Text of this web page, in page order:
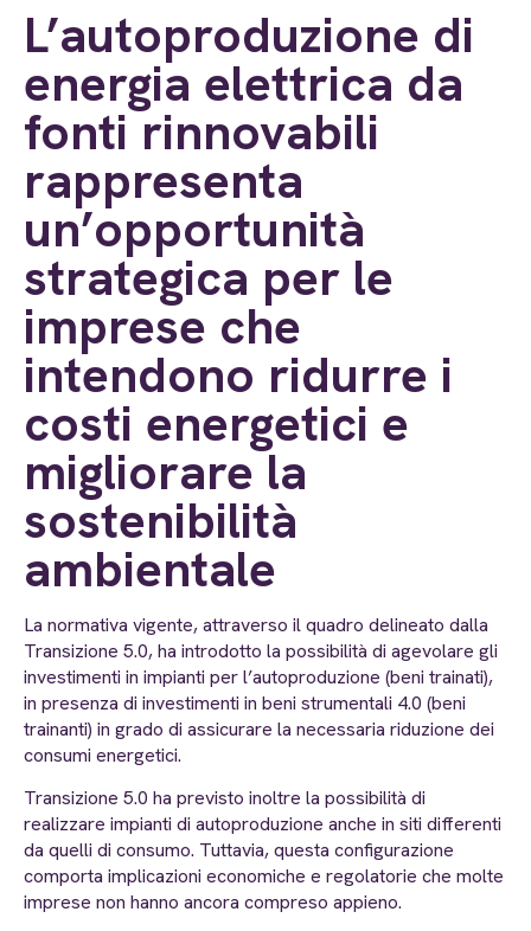
L’autoproduzione di
energia elettrica da
fonti rinnovabili
rappresenta
un’opportunità
strategica per le
imprese che
intendono ridurre i
costi energetici e
migliorare la
sostenibilità
ambientale
La normativa vigente, attraverso il quadro delineato dalla
Transizione 5.0, ha introdotto la possibilità di agevolare gli
investimenti in impianti per l’autoproduzione (beni trainati),
in presenza di investimenti in beni strumentali 4.0 (beni
trainanti) in grado di assicurare la necessaria riduzione dei
consumi energetici.
Transizione 5.0 ha previsto inoltre la possibilità di
realizzare impianti di autoproduzione anche in siti differenti
da quelli di consumo. Tuttavia, questa configurazione
comporta implicazioni economiche e regolatorie che molte
imprese non hanno ancora compreso appieno.